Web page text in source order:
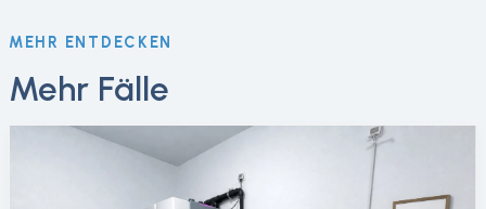
MEHR ENTDECKEN
Mehr Fälle